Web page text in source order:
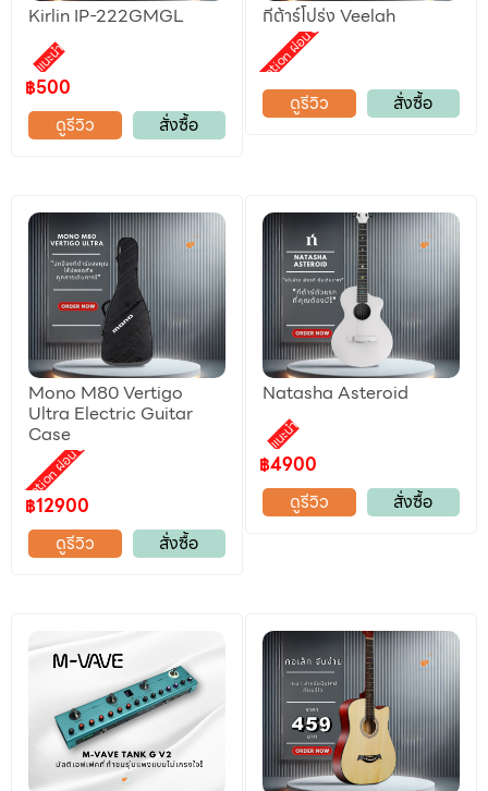
Kirlin IP-222GMGL
แนะนำ
฿500
ดูรีวิว
สั่งซื้อ
กีต้าร์โปร่ง Veelah
Promotion ผ่อน 0%
ดูรีวิว สั่งซื้อ
Mono M80 Vertigo
Ultra Electric Guitar
Case
Promotion ผ่อน 0%
฿12900
ดูรีวิว
สั่งซื้อ
Natasha Asteroid
แนะนำ
฿4900
ดูรีวิว
สั่งซื้อ